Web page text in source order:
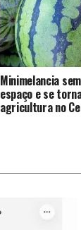
Minimelancia
espaço e se
agricultura no